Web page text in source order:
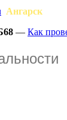
Ангарск
— Как